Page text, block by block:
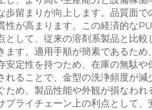
歩留まりが向上します。品質面
性が高まります。この経済的な
として、従来の溶剤系製品と比
ます。適用手順が簡素であるた
安定性を持つため、在庫の無駄
ることで、金型の洗浄頻度が
め、製品性能や外観が損なわ
ライチェーン上の利点として